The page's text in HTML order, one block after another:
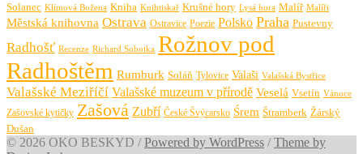
Solanec Klímová Božena Kniha Knihtiskař Krušné hory Lysá hora Malíř Malíři
Městská knihovna Ostrava Ostravice Poezie Polsko Praha Pustevny
Radhošť Recenze Richard Sobotka Rožnov pod
Radhoštěm Rumburk Soláň Tylovice Valaši Valašská Bystřice
Valašské Meziříčí Valašské muzeum v přírodě Veselá Vsetín Vánoce
Zašovské kytičky Zašová Zubří České Švýcarsko Śrem Štramberk Žárský
Dušan
© 2026 OKO BESKYD / Powered by WordPress /Theme by